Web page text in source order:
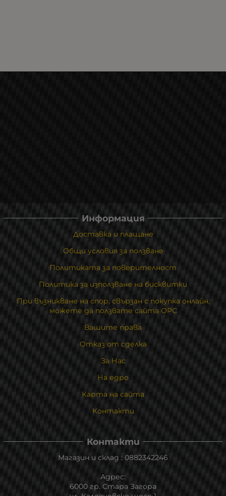
Информация
Доставка и плащане
Общи условия за ползване
Политиката за поверителност
Политика за използване на бисквитки
При възникване на спор, свързан с покупка онлайн,
можете да ползвате сайта ОРС
Вашите права
Отказ от сделка
За Нас
На едро
Карта на сайта
Контакти
Контакти
Магазин и склад : 0882342246
Адрес:
6000 гр. Стара Загора